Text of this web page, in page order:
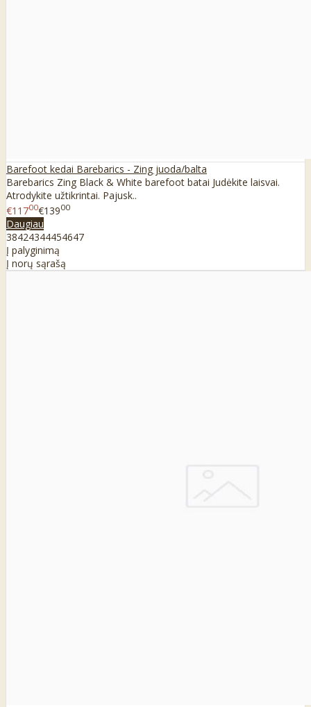
Barefoot kedai Barebarics - Zing juoda/balta
Barebarics Zing Black & White barefoot batai Judėkite laisvai.
Atrodykite užtikrintai. Pajusk..
€11700€13900
Daugiau
38424344454647
Į palyginimą
Į norų sąrašą